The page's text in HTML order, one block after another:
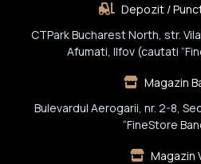
Depozit /
CTPark Bucharest North, str.
Afumati, Ilfov (cautati
Magazin
Bulevardul Aerogarii, nr. 2-8,
“FineStore
Magazin